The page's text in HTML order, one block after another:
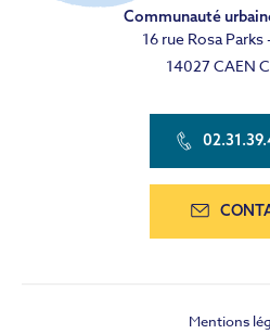
Communauté
16 rue Rosa Parks
14027 CAEN
Mentions